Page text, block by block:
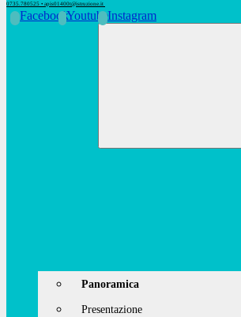
0735.780525 • apis01400t@istruzione.it
FacebookYoutubeInstagram
Panoramica
Presentazione